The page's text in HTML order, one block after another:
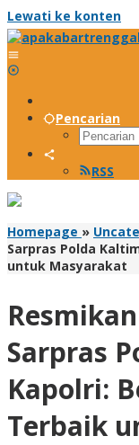
Lewati ke konten
Pencarian
RSS
Homepage »
Sarpras Polda
untuk Masyarakat
Sarpras
Kapolri:
Terbaik